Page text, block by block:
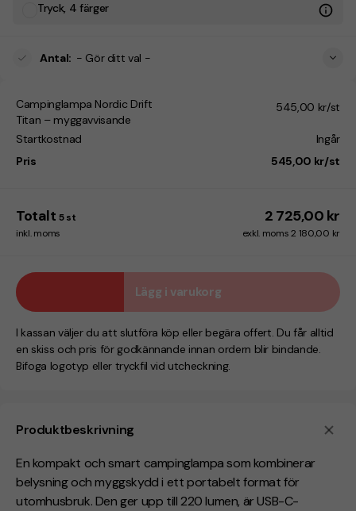
Produktbeskrivning
En kompakt och smart campinglampa som kombinerar
belysning och myggskydd i ett portabelt format för
utomhusbruk. Den ger upp till 220 lumen, är USB-C-
Tryck, 4 färger
Antal: - Gör ditt val -
Campinglampa Nordic Drift
Titan – myggavvisande
545,00 kr/st
Startkostnad
Ingår
Pris
545,00 kr/st
Totalt 5 st 2 725,00 kr
inkl. moms exkl. moms 2 180,00 kr
Lägg i varukorg
I kassan väljer du att slutföra köp eller begära offert. Du får alltid
en skiss och pris för godkännande innan ordern blir bindande.
Bifoga logotyp eller tryckfil vid utcheckning.